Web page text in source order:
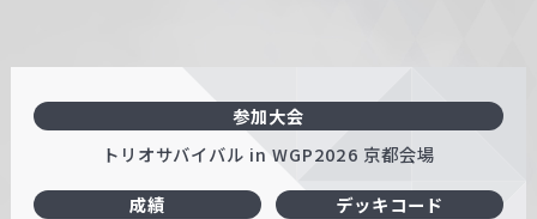
参加大会
トリオサバイバル in WGP2026 京都会場
成績
デッキコード